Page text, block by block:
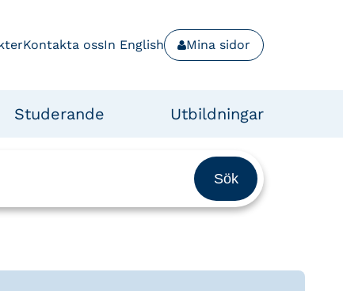
Kontakta ossIn English Mina sidor
Studerande Utbildningar